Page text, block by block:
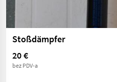
Stoßdämpfer
20 €
bez PDV-a